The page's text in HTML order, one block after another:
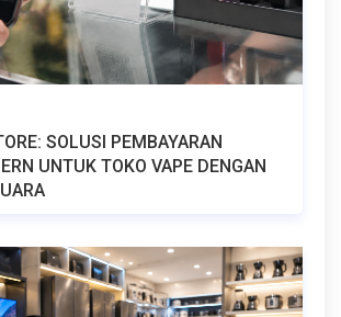
SOLUSI PEMBAYARAN
UNTUK TOKO VAPE DENGAN